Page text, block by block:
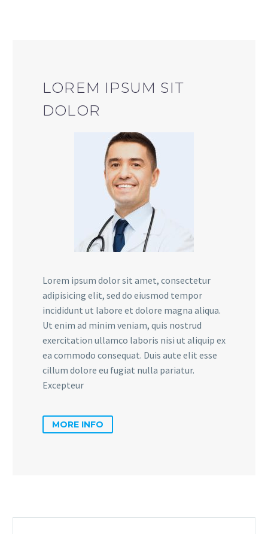
LOREM IPSUM SIT
DOLOR
Lorem ipsum dolor sit amet, consectetur
adipisicing elit, sed do eiusmod tempor
incididunt ut labore et dolore magna aliqua.
Ut enim ad minim veniam, quis nostrud
exercitation ullamco laboris nisi ut aliquip ex
ea commodo consequat. Duis aute elit esse
cillum dolore eu fugiat nulla pariatur.
Excepteur
MORE INFO